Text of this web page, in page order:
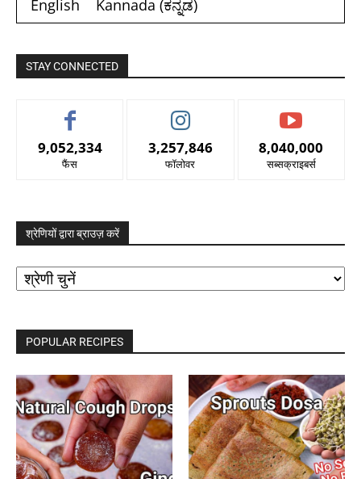
English Kannada (ಕನ್ನಡ)
STAY CONNECTED
9,052,334
फैंस
3,257,846
फॉलोवर
8,040,000
सब्सक्राइबर्स
श्रेणियों द्वारा ब्राउज़ करें
श्रेणियों
द्वारा
ब्राउज़
POPULAR RECIPES